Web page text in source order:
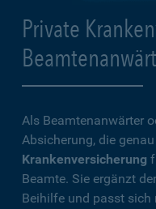
Private
Als Beamtenanwärter
Absicherung, die
Krankenversicherung
Beamte. Sie ergänzt
Beihilfe und passt